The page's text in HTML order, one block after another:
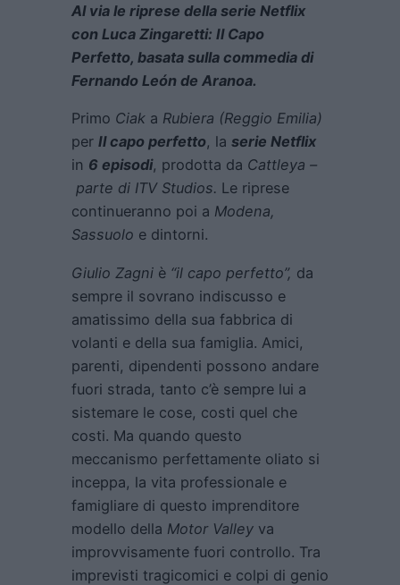
Al via le riprese della serie Netflix
con Luca Zingaretti: Il Capo
Perfetto, basata sulla commedia di
Fernando León de Aranoa.
Primo Ciak a Rubiera (Reggio Emilia)
per Il capo perfetto, la serie Netflix
in 6 episodi, prodotta da Cattleya –
parte di ITV Studios. Le riprese
continueranno poi a Modena,
Sassuolo e dintorni.
Giulio Zagni è “il capo perfetto”, da
sempre il sovrano indiscusso e
amatissimo della sua fabbrica di
volanti e della sua famiglia. Amici,
parenti, dipendenti possono andare
fuori strada, tanto c’è sempre lui a
sistemare le cose, costi quel che
costi. Ma quando questo
meccanismo perfettamente oliato si
inceppa, la vita professionale e
famigliare di questo imprenditore
modello della Motor Valley va
improvvisamente fuori controllo. Tra
imprevisti tragicomici e colpi di genio